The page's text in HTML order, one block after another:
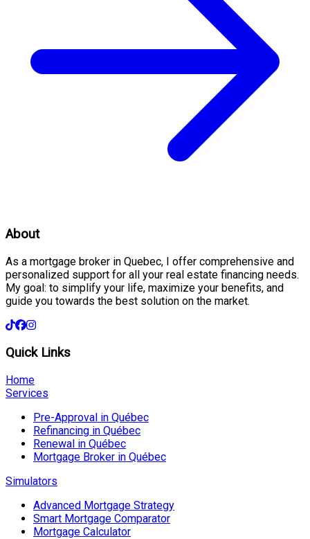
About
As a mortgage broker in Quebec, I offer comprehensive and
personalized support for all your real estate financing needs.
My goal: to simplify your life, maximize your benefits, and
guide you towards the best solution on the market.
Quick Links
Home
Services
Pre-Approval in Québec
Refinancing in Québec
Renewal in Québec
Mortgage Broker in Québec
Simulators
Advanced Mortgage Strategy
Smart Mortgage Comparator
Mortgage Calculator